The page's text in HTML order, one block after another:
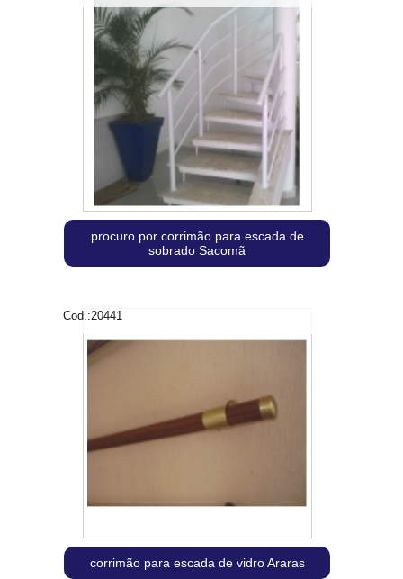
procuro por corrimão para escada de
sobrado Sacomã
Cod.:20441
corrimão para escada de vidro Araras